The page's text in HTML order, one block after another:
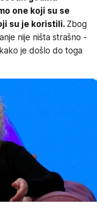
one koji su se
su je koristili. Zbog
nije ništa strašno -
je došlo do toga